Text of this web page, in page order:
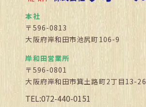
本社
〒596-0813
大阪府岸和田市池尻町106-9
岸和田営業所
〒596-0801
大阪府岸和田市箕土路町2丁目13-26
TEL:072-440-0151